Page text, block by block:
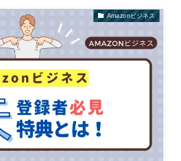
Amazonビジネス